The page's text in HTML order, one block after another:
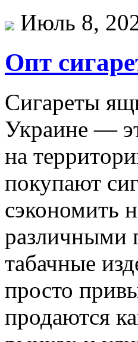
Июль 8,
Опт
Сигaрeты
Укрaинe —
нa
покупают
сэкономить
различными
табачные
просто
продаются